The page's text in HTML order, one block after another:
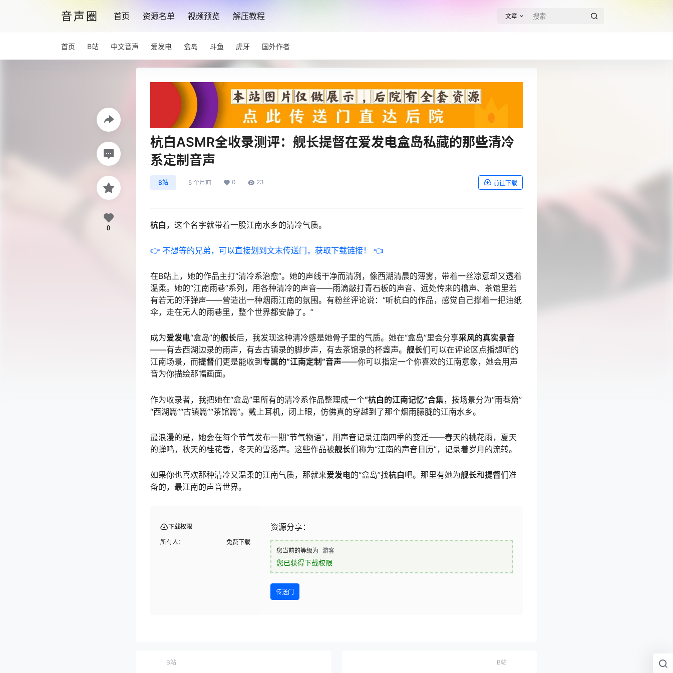
音声圈 首页 资源名单 视频预览 解压教程 文章
首页 B站 中文音声 爱发电 盒岛 斗鱼 虎牙 国外作者
杭白ASMR全收录测评：舰长提督在爱发电盒岛私藏的那些清冷
系定制音声
B站 5 个月前 0 23 前往下载
杭白 ，这个名字就带着一股江南水乡的清冷气质。
👉 不想等的兄弟，可以直接划到文末传送门，获取下载链接！ 👈
在B站上，她的作品主打“清冷系治愈”。她的声线干净而清冽，像西湖清晨的薄雾，带着一丝凉意却又透着
温柔。她的“江南雨巷”系列，用各种清冷的声音——雨滴敲打青石板的声音、远处传来的橹声、茶馆里若
有若无的评弹声——营造出一种烟雨江南的氛围。有粉丝评论说：“听杭白的作品，感觉自己撑着一把油纸
伞，走在无人的雨巷里，整个世界都安静了。”
成为爱发电“盒岛”的舰长后，我发现这种清冷感是她骨子里的气质。她在“盒岛”里会分享采风的真实录音
——有去西湖边录的雨声，有去古镇录的脚步声，有去茶馆录的杯盏声。 舰长们可以在评论区点播想听的
江南场景，而提督们更是能收到 专属的“江南定制”音声——你可以指定一个你喜欢的江南意象，她会用声
音为你描绘那幅画面。
作为收录者，我把她在“盒岛”里所有的清冷系作品整理成一个“杭白的江南记忆”合集，按场景分为“雨巷篇”
“西湖篇”“古镇篇”“茶馆篇”。戴上耳机，闭上眼，仿佛真的穿越到了那个烟雨朦胧的江南水乡。
最浪漫的是，她会在每个节气发布一期“节气物语”，用声音记录江南四季的变迁——春天的桃花雨，夏天
的蝉鸣，秋天的桂花香，冬天的雪落声。这些作品被舰长们称为“江南的声⾳日历”，记录着岁月的流转。
如果你也喜欢那种清冷又温柔的江南气质，那就来爱发电的“盒岛”找杭白吧。那里有她为舰长和提督们准
备的，最江南的声音世界。
下载权限
所有人： 免费下载
资源分享：
您当前的等级为 游客
您已获得下载权限
传送门
0
B站 B站